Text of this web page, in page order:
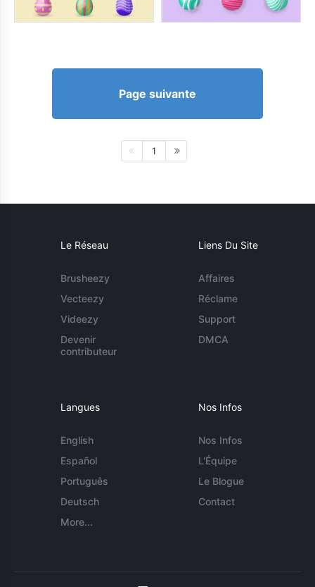
Page suivante
1
Le Réseau
Brusheezy
Vecteezy
Videezy
Devenir
contributeur
Liens Du Site
Affaires
Réclame
Support
DMCA
Langues
English
Español
Português
Deutsch
More...
Nos Infos
Nos Infos
L'Équipe
Le Blogue
Contact